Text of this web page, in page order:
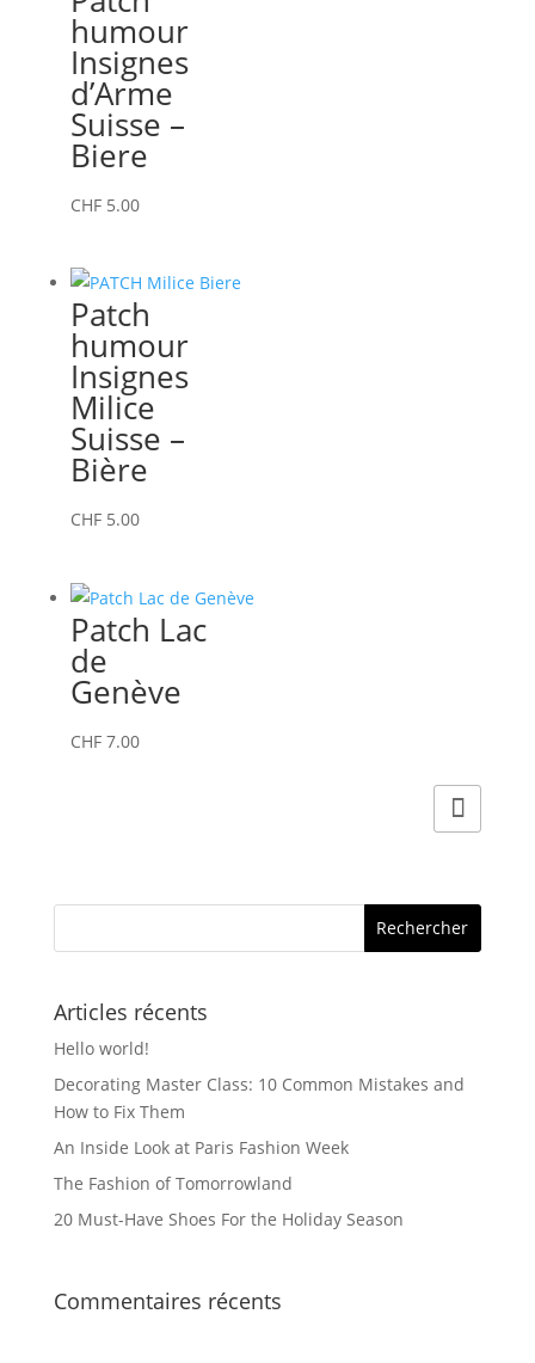
humour
Insignes
d’Arme
Suisse –
Biere
CHF5.00
Patch
humour
Insignes
Milice
Suisse –
Bière
CHF5.00
Patch Lac
de
Genève
CHF7.00
Articles récents
Hello world!
Decorating Master Class: 10 Common Mistakes and
How to Fix Them
An Inside Look at Paris Fashion Week
The Fashion of Tomorrowland
20 Must-Have Shoes For the Holiday Season
Commentaires récents